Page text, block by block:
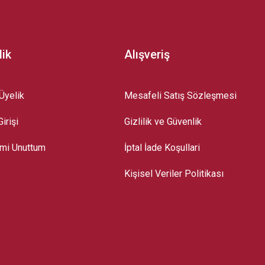
Unuttum
Alışveriş
Mesafeli Satış Sözleşmesi
Gizlilik ve Güvenlik
İptal İade Koşullari
Kişisel Veriler Politikası